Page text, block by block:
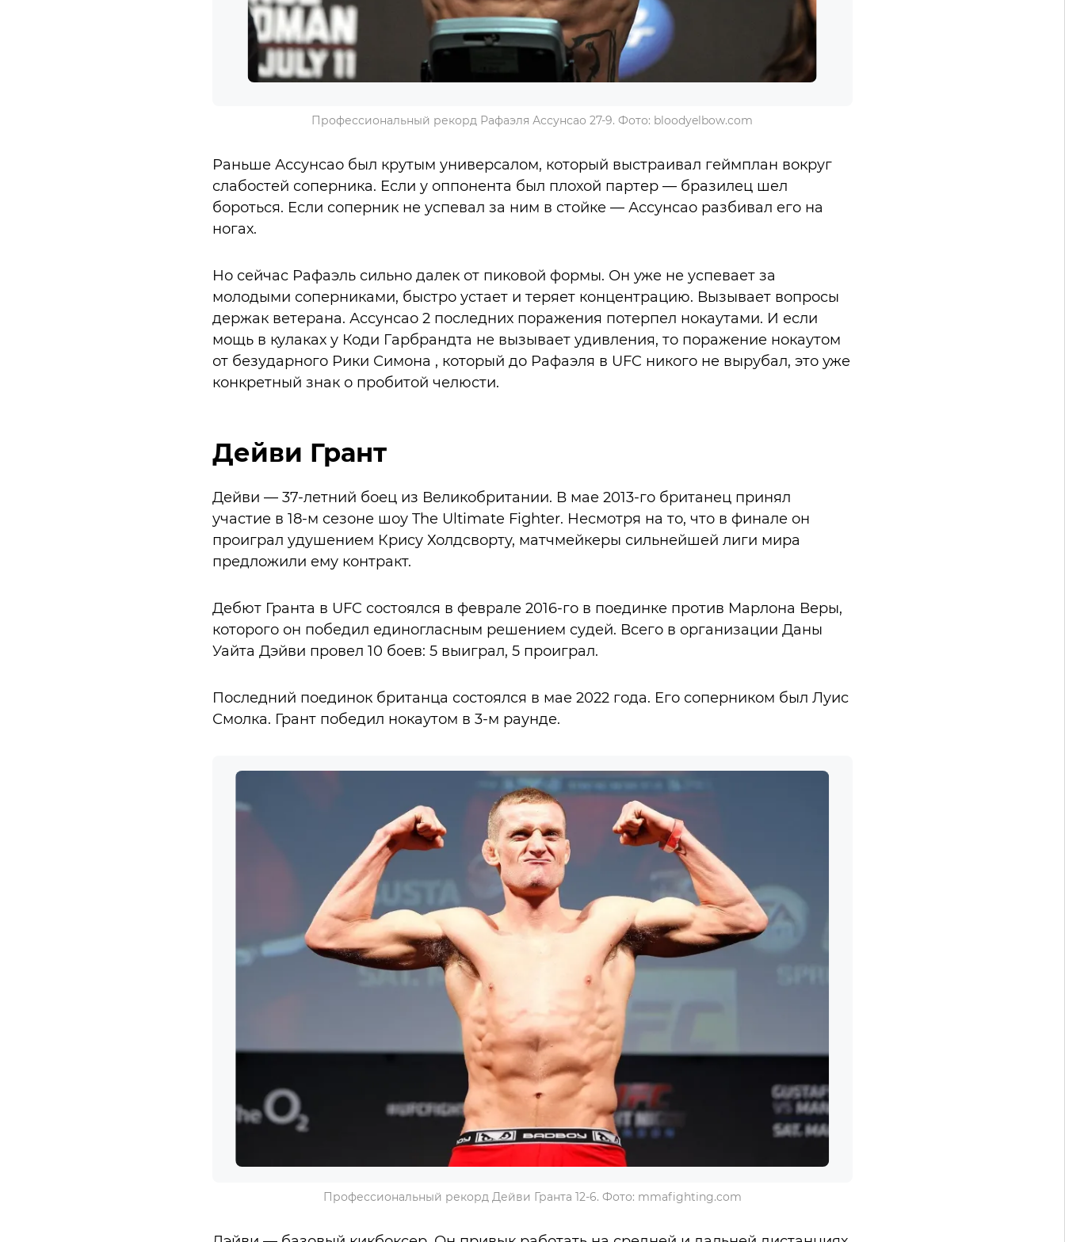
Профессиональный рекорд Рафаэля Ассунсао 27-9. Фото: bloodyelbow.com
Раньше Ассунсао был крутым универсалом, который выстраивал геймплан вокруг
слабостей соперника. Если у оппонента был плохой партер — бразилец шел
бороться. Если соперник не успевал за ним в стойке — Ассунсао разбивал его на
ногах.
Но сейчас Рафаэль сильно далек от пиковой формы. Он уже не успевает за
молодыми соперниками, быстро устает и теряет концентрацию. Вызывает вопросы
держак ветерана. Ассунсао 2 последних поражения потерпел нокаутами. И если
мощь в кулаках у Коди Гарбрандта не вызывает удивления, то поражение нокаутом
от безударного Рики Симона , который до Рафаэля в UFC никого не вырубал, это уже
конкретный знак о пробитой челюсти.
Дейви Грант
Дейви — 37-летний боец из Великобритании. В мае 2013-го британец принял
участие в 18-м сезоне шоу The Ultimate Fighter. Несмотря на то, что в финале он
проиграл удушением Крису Холдсворту, матчмейкеры сильнейшей лиги мира
предложили ему контракт.
Дебют Гранта в UFC состоялся в феврале 2016-го в поединке против Марлона Веры,
которого он победил единогласным решением судей. Всего в организации Даны
Уайта Дэйви провел 10 боев: 5 выиграл, 5 проиграл.
Последний поединок британца состоялся в мае 2022 года. Его соперником был Луис
Смолка. Грант победил нокаутом в 3-м раунде.
Профессиональный рекорд Дейви Гранта 12-6. Фото: mmafighting.com